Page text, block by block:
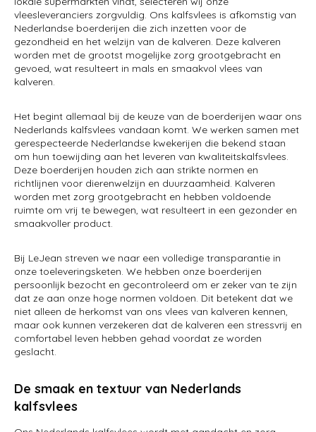
vleesleveranciers zorgvuldig. Ons kalfsvlees is afkomstig van
Nederlandse boerderijen die zich inzetten voor de
gezondheid en het welzijn van de kalveren. Deze kalveren
worden met de grootst mogelijke zorg grootgebracht en
gevoed, wat resulteert in mals en smaakvol vlees van
kalveren.
Het begint allemaal bij de keuze van de boerderijen waar ons
Nederlands kalfsvlees vandaan komt. We werken samen met
gerespecteerde Nederlandse kwekerijen die bekend staan
om hun toewijding aan het leveren van kwaliteitskalfsvlees.
Deze boerderijen houden zich aan strikte normen en
richtlijnen voor dierenwelzijn en duurzaamheid. Kalveren
worden met zorg grootgebracht en hebben voldoende
ruimte om vrij te bewegen, wat resulteert in een gezonder en
smaakvoller product.
Bij LeJean streven we naar een volledige transparantie in
onze toeleveringsketen. We hebben onze boerderijen
persoonlijk bezocht en gecontroleerd om er zeker van te zijn
dat ze aan onze hoge normen voldoen. Dit betekent dat we
niet alleen de herkomst van ons vlees van kalveren kennen,
maar ook kunnen verzekeren dat de kalveren een stressvrij en
comfortabel leven hebben gehad voordat ze worden
geslacht.
De smaak en textuur van Nederlands
kalfsvlees